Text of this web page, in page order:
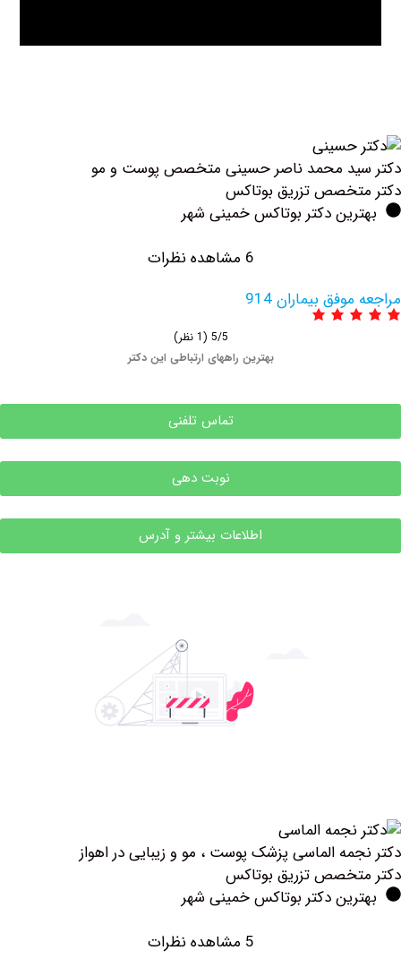
محمد ناصر حسینی متخصص پوست و مو
تزریق بوتاكس
دکتر بوتاکس خمینی شهر
بیماران 914
بهترین راههای ارتباطی این دکتر
تماس تلفنی
نوبت دهی
اطلاعات بیشتر و آدرس
الماسی پزشک پوست ، مو و زیبایی در اهواز
تزریق بوتاكس
دکتر بوتاکس خمینی شهر